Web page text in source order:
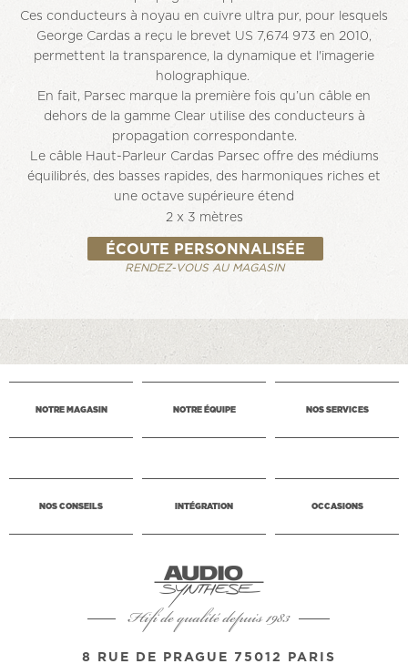
Ces conducteurs à noyau en cuivre ultra pur, pour lesquels
George Cardas a reçu le brevet US 7,674 973 en 2010,
permettent la transparence, la dynamique et l'imagerie
holographique.
En fait, Parsec marque la première fois qu’un câble en
dehors de la gamme Clear utilise des conducteurs à
propagation correspondante.
Le câble Haut-Parleur Cardas Parsec offre des médiums
équilibrés, des basses rapides, des harmoniques riches et
une octave supérieure étend
2 x 3 mètres
ÉCOUTE PERSONNALISÉE
RENDEZ-VOUS AU MAGASIN
NOTRE MAGASIN NOTRE ÉQUIPE NOS SERVICES
NOS CONSEILS INTÉGRATION OCCASIONS
Hifi de qualité depuis 1983
8 RUE DE PRAGUE 75012 PARIS